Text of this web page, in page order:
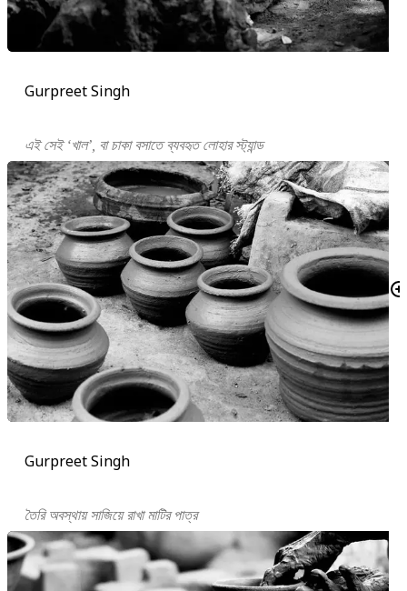
Gurpreet Singh
এই সেই ‘খাল’, বা চাকা বসাতে ব্যবহৃত লোহার স্ট্যান্ড
Gurpreet Singh
তৈরি অবস্থায় সাজিয়ে রাখা মাটির পাত্র